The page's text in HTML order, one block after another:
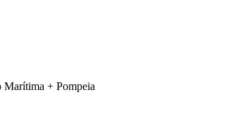
Marítima + Pompeia